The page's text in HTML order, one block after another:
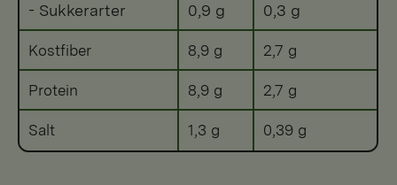
- Sukkerarter
0,9 g 0,3 g
Kostfiber 8,9 g 2,7 g
Protein 8,9 g 2,7 g
Salt 1,3 g 0,39 g